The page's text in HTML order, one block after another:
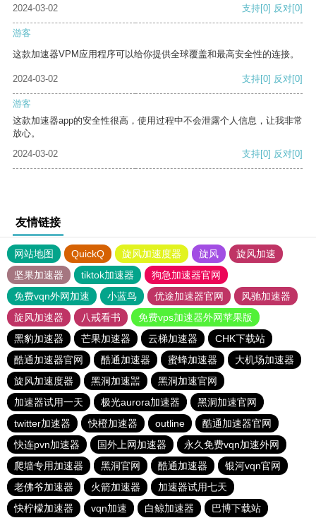
2024-03-02 支持[0] 反对[0]
游客
这款加速器VPM应用程序可以给你提供全球覆盖和最高安全性的连接。
2024-03-02 支持[0] 反对[0]
游客
这款加速器app的安全性很高，使用过程中不会泄露个人信息，让我非常
放心。
2024-03-02
支持[0] 反对[0]
友情链接
网站地图 QuickQ 旋风加速度器 旋风
旋风加速
坚果加速器
tiktok加速器
狗急加速器官网
免费vqn外网加速
小蓝鸟 优途加速器官网
风驰加速器
旋风加速器
八戒看书
免费vps加速器外网苹果版
黑豹加速器
芒果加速器 云梯加速器
CHK下载站
酷通加速器官网
酷通加速器 蜜蜂加速器
大机场加速器
旋风加速度器
黑洞加速噐
黑洞加速官网
加速器试用一天
极光aurora加速器
黑洞加速官网
twitter加速器
快橙加速器 outline
酷通加速器官网
快连pvn加速器
国外上网加速器
永久免费vqn加速外网
爬墙专用加速器
黑洞官网 酷通加速器
银河vqn官网
老佛爷加速器
火箭加速器
加速器试用七天
快柠檬加速器
vqn加速 白鲸加速器 巴博下载站